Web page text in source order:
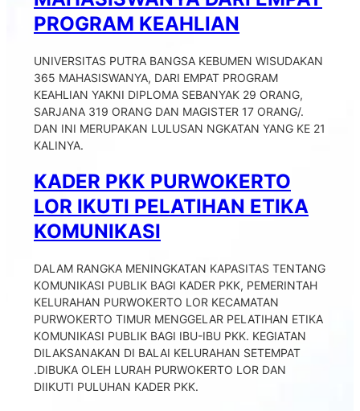
PROGRAM KEAHLIAN
UNIVERSITAS PUTRA BANGSA KEBUMEN WISUDAKAN
365 MAHASISWANYA, DARI EMPAT PROGRAM
KEAHLIAN YAKNI DIPLOMA SEBANYAK 29 ORANG,
SARJANA 319 ORANG DAN MAGISTER 17 ORANG/.
DAN INI MERUPAKAN LULUSAN NGKATAN YANG KE 21
KALINYA.
KADER PKK PURWOKERTO
LOR IKUTI PELATIHAN ETIKA
KOMUNIKASI
DALAM RANGKA MENINGKATAN KAPASITAS TENTANG
KOMUNIKASI PUBLIK BAGI KADER PKK, PEMERINTAH
KELURAHAN PURWOKERTO LOR KECAMATAN
PURWOKERTO TIMUR MENGGELAR PELATIHAN ETIKA
KOMUNIKASI PUBLIK BAGI IBU-IBU PKK. KEGIATAN
DILAKSANAKAN DI BALAI KELURAHAN SETEMPAT
.DIBUKA OLEH LURAH PURWOKERTO LOR DAN
DIIKUTI PULUHAN KADER PKK.